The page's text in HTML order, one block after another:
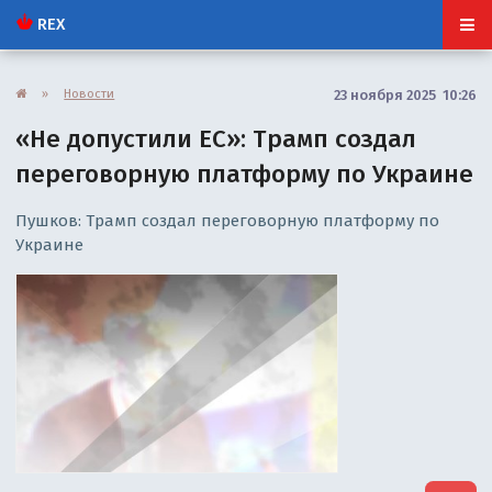
REX
» Новости 23 ноября 2025 10:26
«Не допустили ЕС»: Трамп создал
переговорную платформу по Украине
Пушков: Трамп создал переговорную платформу по
Украине